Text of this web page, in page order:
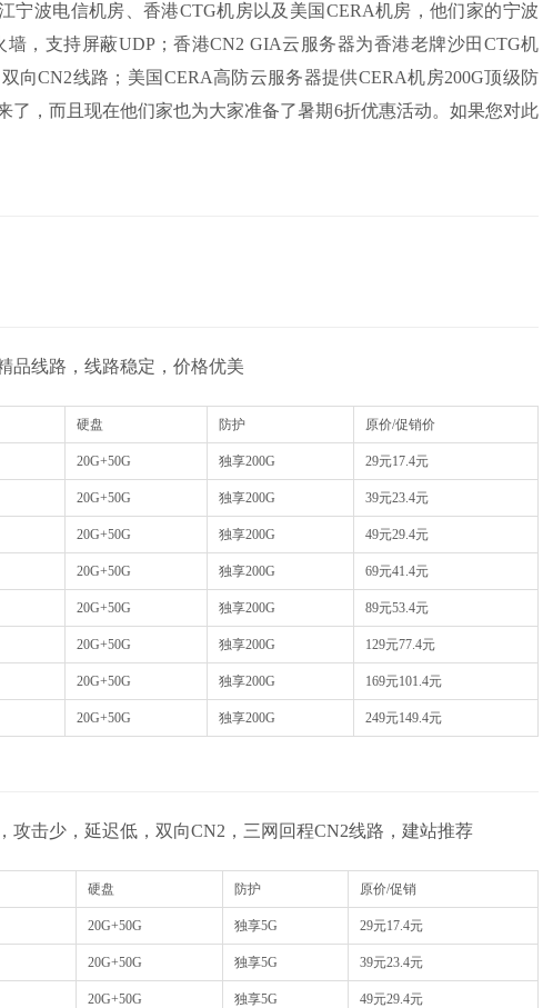
宁波电信机房、香港CTG机房以及美国CERA机房，他们家的宁波
，支持屏蔽UDP；香港CN2 GIA云服务器为香港老牌沙田CTG机
向CN2线路；美国CERA高防云服务器提供CERA机房200G顶级防
了，而且现在他们家也为大家准备了暑期6折优惠活动。如果您对此
品线路，线路稳定，价格优美
硬盘 防护 原价/促销价
20G+50G 独享200G 29元17.4元
20G+50G 独享200G 39元23.4元
20G+50G 独享200G 49元29.4元
20G+50G 独享200G 69元41.4元
20G+50G 独享200G 89元53.4元
20G+50G 独享200G 129元77.4元
20G+50G 独享200G 169元101.4元
20G+50G 独享200G 249元149.4元
攻击少，延迟低，双向CN2，三网回程CN2线路，建站推荐
硬盘 防护 原价/促销
20G+50G 独享5G 29元17.4元
20G+50G 独享5G 39元23.4元
20G+50G 独享5G 49元29.4元